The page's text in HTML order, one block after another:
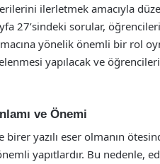
ilerletmek amacıyla
27’sindeki sorular,
yönelik önemli bir rol
yapılacak ve
ve Önemi
birer yazılı eser olmanın
yapıtlardır. Bu nedenle,